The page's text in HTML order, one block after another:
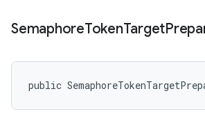
SemaphoreTokenTarget
public